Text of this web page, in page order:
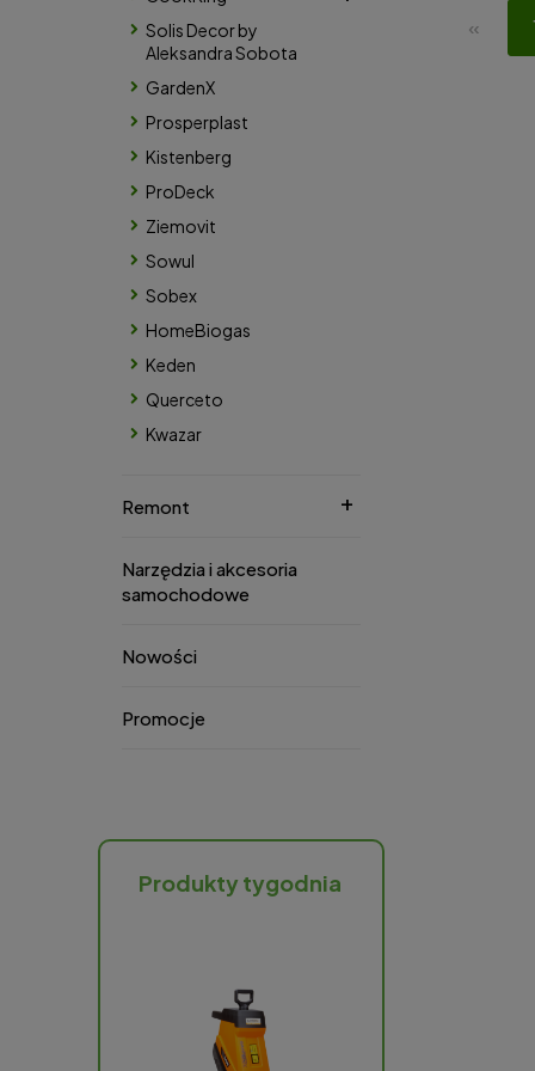
Solis Decor by
Aleksandra Sobota
GardenX
Prosperplast
Kistenberg
ProDeck
Ziemovit
Sowul
Sobex
HomeBiogas
Keden
Querceto
Kwazar
Remont
Narzędzia i akcesoria
samochodowe
Nowości
Promocje
Produkty tygodnia
«